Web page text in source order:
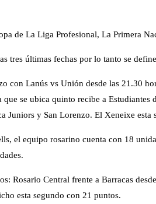
de La Liga Profesional, La Primera
tres últimas fechas por lo tanto se
con Lanús vs Unión desde las 21.30
se ubica quinto recibe a
Juniors y San Lorenzo. El Xeneixe
el equipo rosarino cuenta con 18
Rosario Central frente a Barracas
esta segundo con 21 puntos.